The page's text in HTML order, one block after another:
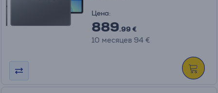
Цена:
889.99 €
10 месяцев 94 €